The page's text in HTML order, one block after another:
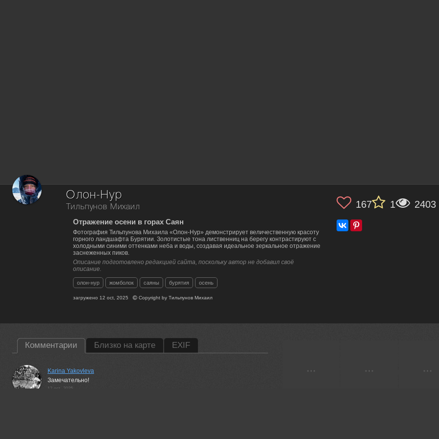
Олон-Нур
Тильпунов Михаил
Отражение осени в горах Саян
Фотография Тильпунова Михаила «Олон-Нур» демонстрирует величественную красоту
горного ландшафта Бурятии. Золотистые тона лиственниц на берегу контрастируют с
холодными синими оттенками неба и воды, создавая идеальное зеркальное отражение
заснеженных пиков.
Описание подготовлено редакцией сайта, поскольку автор не добавил своё
описание.
олон-нур жомболок саяны бурятия осень
загружено 12 oct, 2025 Copyright byТильпунов Михаил
167 1 2403
Комментарии Близко на карте EXIF
Karina Yakovleva
Замечательно!
12 oct, 2025